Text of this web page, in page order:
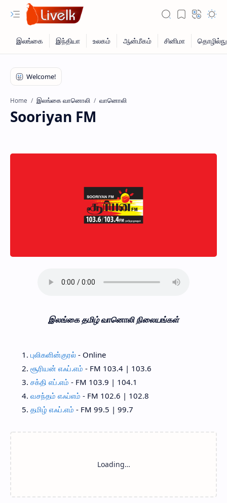
Home இலங்கை வானொலி வானொலி
Sooriyan FM
இலங்கை தமிழ் வானொலி நிலையங்கள்
புலிகளின்குரல் - Online
சூரியன் எஃப்.எம் - FM 103.4 | 103.6
சக்தி எப்.எம் - FM 103.9 | 104.1
வசந்தம் எஃப்எம் - FM 102.6 | 102.8
தமிழ் எஃப்.எம் - FM 99.5 | 99.7